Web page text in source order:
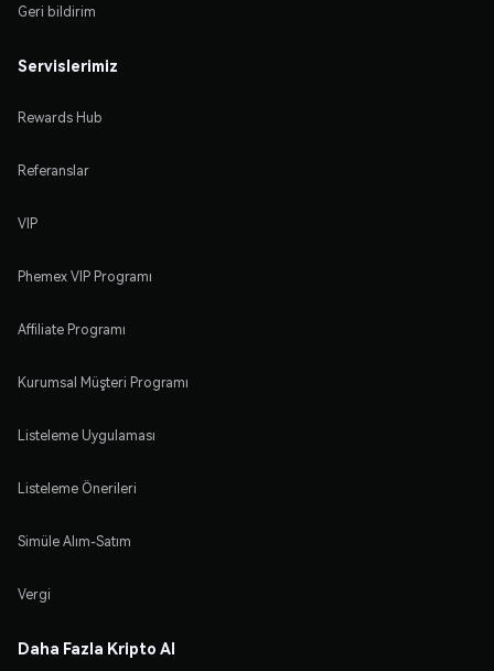
Geri bildirim
Servislerimiz
Rewards Hub
Referanslar
VIP
Phemex VIP Programı
Affiliate Programı
Kurumsal Müşteri Programı
Listeleme Uygulaması
Listeleme Önerileri
Simüle Alım-Satım
Vergi
Daha Fazla Kripto Al